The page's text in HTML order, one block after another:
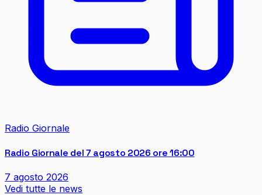
Radio Giornale
Radio Giornale del 7 agosto 2026 ore 16:00
7 agosto 2026
Vedi tutte le news